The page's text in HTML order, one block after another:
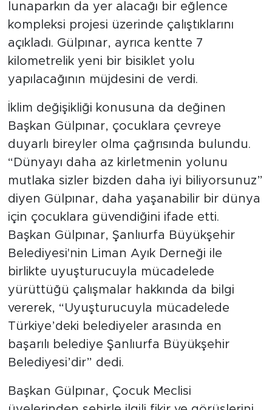
lunaparkın da yer alacağı bir eğlence
kompleksi projesi üzerinde çalıştıklarını
açıkladı. Gülpınar, ayrıca kentte 7
kilometrelik yeni bir bisiklet yolu
yapılacağının müjdesini de verdi.
İklim değişikliği konusuna da değinen
Başkan Gülpınar, çocuklara çevreye
duyarlı bireyler olma çağrısında bulundu.
“Dünyayı daha az kirletmenin yolunu
mutlaka sizler bizden daha iyi biliyorsunuz”
diyen Gülpınar, daha yaşanabilir bir dünya
için çocuklara güvendiğini ifade etti.
Başkan Gülpınar, Şanlıurfa Büyükşehir
Belediyesi'nin Liman Ayık Derneği ile
birlikte uyuşturucuyla mücadelede
yürüttüğü çalışmalar hakkında da bilgi
vererek, “Uyuşturucuyla mücadelede
Türkiye’deki belediyeler arasında en
başarılı belediye Şanlıurfa Büyükşehir
Belediyesi’dir” dedi.
Başkan Gülpınar, Çocuk Meclisi